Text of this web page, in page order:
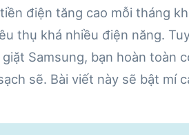
điện tăng cao mỗi tháng
thụ khá nhiều điện năng.
Samsung, bạn hoàn toàn
sẽ. Bài viết này sẽ bật mí